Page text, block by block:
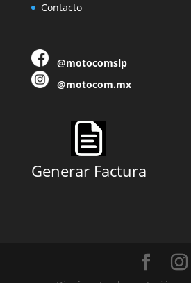
Contacto
@motocomslp
@motocom.mx
Generar Factura